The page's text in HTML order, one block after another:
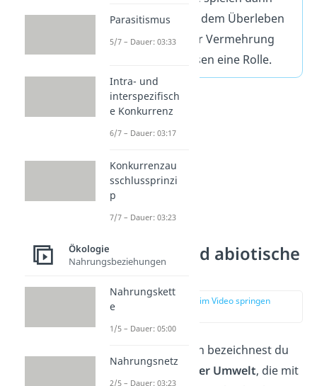
beim Wachstum, dem Überleben
oder auch bei der Vermehrung
anderer Lebewesen eine Rolle.
Biotische und abiotische
Faktoren
zur Stelle im Video springen
Als Umweltfaktoren bezeichnest du
Bestandteile der Umwelt, die mit
Parasitismus
5/7 – Dauer: 03:33
Intra- und
interspezifisch
e Konkurrenz
6/7 – Dauer: 03:17
Konkurrenzau
sschlussprinzi
p
7/7 – Dauer: 03:23
Ökologie
Nahrungsbeziehungen
Nahrungskett
e
1/5 – Dauer: 05:00
Nahrungsnetz
2/5 – Dauer: 03:23